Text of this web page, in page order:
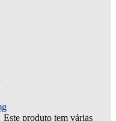
Este produto tem várias